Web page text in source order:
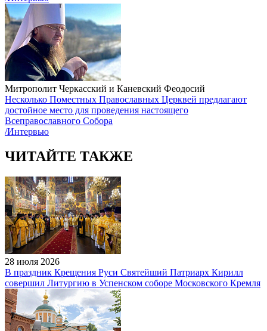
Митрополит Черкасский и Каневский Феодосий
Несколько Поместных Православных Церквей предлагают
достойное место для проведения настоящего
Всеправославного Собора
/Интервью
ЧИТАЙТЕ ТАКЖЕ
28 июля 2026
В праздник Крещения Руси Святейший Патриарх Кирилл
совершил Литургию в Успенском соборе Московского Кремля